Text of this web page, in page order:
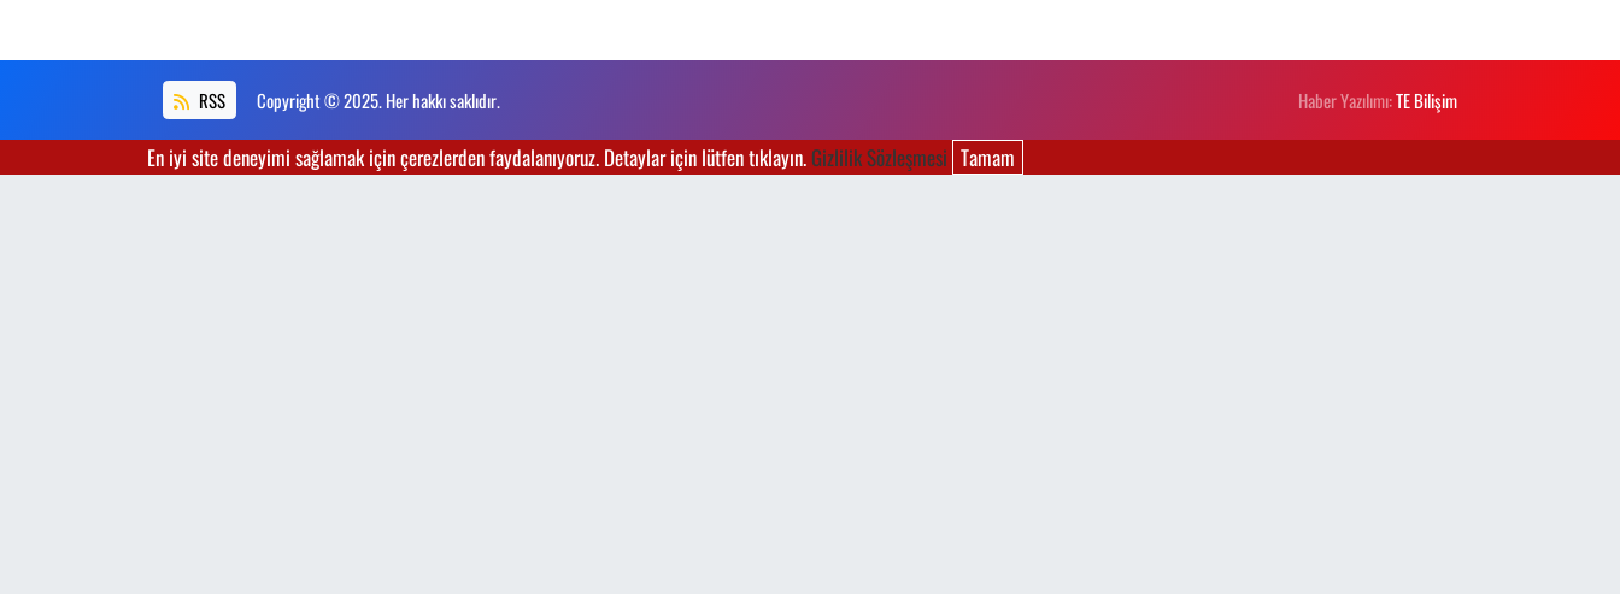
RSS Copyright © 2025. Her hakkı saklıdır. Haber Yazılımı:TE Bilişim
En iyi site deneyimi sağlamak için çerezlerden faydalanıyoruz. Detaylar için lütfen tıklayın.Gizlilik Sözleşmesi Tamam